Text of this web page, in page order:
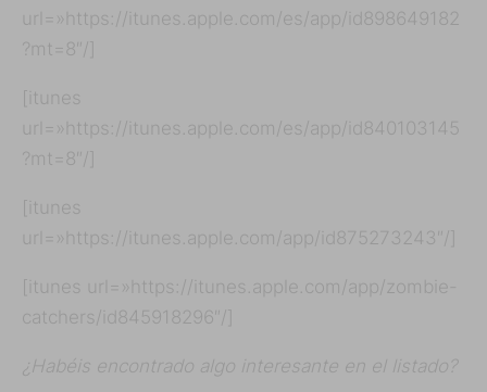
url=»https://itunes.apple.com/es/app/id898649182
?mt=8″/]
[itunes
url=»https://itunes.apple.com/es/app/id840103145
?mt=8″/]
[itunes
url=»https://itunes.apple.com/app/id875273243″/]
[itunes url=»https://itunes.apple.com/app/zombie-
catchers/id845918296″/]
¿Habéis encontrado algo interesante en el listado?